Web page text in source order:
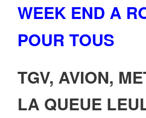
WEEK END A
POUR TOUS
TGV, AVION,
LA QUEUE